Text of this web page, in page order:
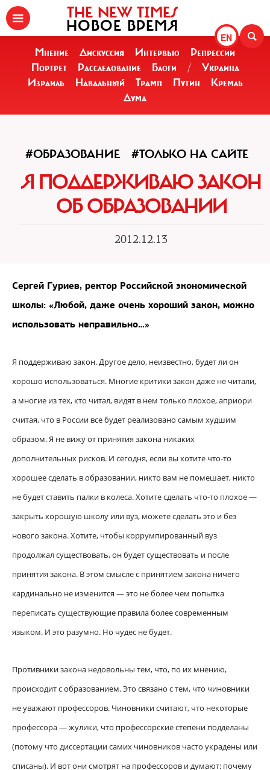
EN
THE NEW TIMES
НОВОЕ ВРЕМЯ
Мнение Дискуссия Интервью
Репрессии
Портрет
Расследование Блоги /
Украина
Израиль
Навальный Трамп Путин
Кремль
Дума
#ОБРАЗОВАНИЕ #ТОЛЬКО НА САЙТЕ
Я ПОДДЕРЖИВАЮ ЗАКОН
ОБ ОБРАЗОВАНИИ
2012.12.13
Сергей Гуриев, ректор Российской экономической
школы: «Любой, даже очень хороший закон, можно
использовать неправильно…»
Я поддерживаю закон. Другое дело, неизвестно, будет ли он
хорошо использоваться. Многие критики закон даже не читали,
а многие из тех, кто читал, видят в нем только плохое, априори
считая, что в России все будет реализовано самым худшим
образом. Я не вижу от принятия закона никаких
дополнительных рисков. И сегодня, если вы хотите что-то
хорошее сделать в образовании, никто вам не помешает, никто
не будет ставить палки в колеса. Хотите сделать что-то плохое —
закрыть хорошую школу или вуз, можете сделать это и без
нового закона. Хотите, чтобы коррумпированный вуз
продолжал существовать, он будет существовать и после
принятия закона. В этом смысле с принятием закона ничего
кардинально не изменится — это не более чем попытка
переписать существующие правила более современным
языком. И это разумно. Но чудес не будет.
Противники закона недовольны тем, что, по их мнению,
происходит с образованием. Это связано с тем, что чиновники
не уважают профессоров. Чиновники считают, что некоторые
профессора — жулики, что профессорские степени подделаны
(потому что диссертации самих чиновников часто украдены или
списаны). И вот они смотрят на профессоров и думают: почему